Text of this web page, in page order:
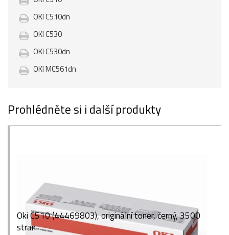
OKI C510dn
OKI C530
OKI C530dn
OKI MC561dn
Prohlédněte si i další produkty
Oki C510 (44469803), originální toner, černý, 3500
stran